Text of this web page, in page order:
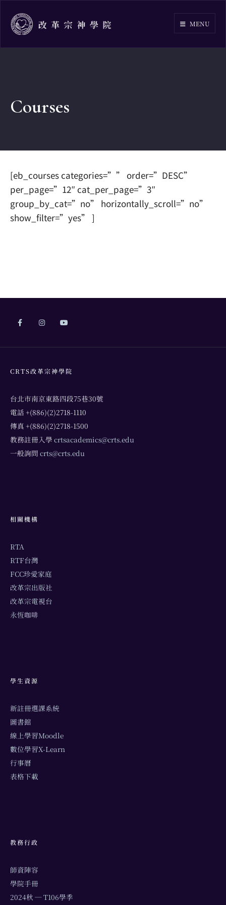
content
MENU
Courses
[eb_courses categories=”” order=”DESC”
per_page=”12″ cat_per_page=”3″
group_by_cat=”no” horizontally_scroll=”no”
show_filter=”yes” ]
CRTS改革宗神學院
台北市南京東路四段75巷30號
電話 +(886)(2)2718-1110
傳真 +(886)(2)2718-1500
教務註冊入學 crtsacademics@crts.edu
一般詢問 crts@crts.edu
相關機構
RTA
RTF台灣
FCC珍愛家庭
改革宗出版社
改革宗電視台
永恆咖啡
學生資源
新註冊選課系統
圖書館
線上學習Moodle
數位學習X-Learn
行事曆
表格下載
教務行政
師資陣容
學院手冊
2024秋 ─ T106學季